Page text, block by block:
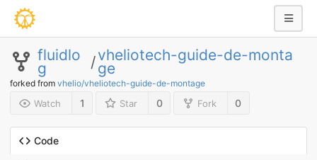
fluidlo
g /vheliotech-guide-de-monta
ge
forked from vhelio/vheliotech-guide-de-montage
Watch 1 Star 0 Fork 0
Code